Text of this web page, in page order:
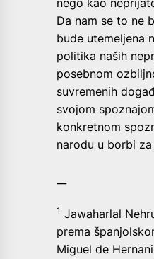
nego kao
Da nam se to ne
bude utemeljena
politika naših
posebnom
suvremenih
svojom
konkretnom
narodu u borbi
1 Jawaharlal
prema
Miguel de